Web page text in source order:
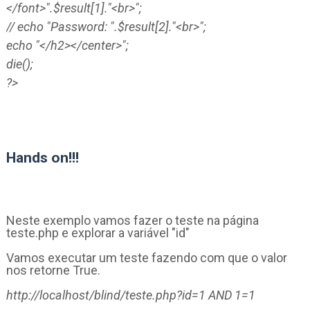
</font>".$result[1]."<br>";
// echo "Password: ".$result[2]."<br>";
echo "</h2></center>";
die();
?>
Hands on!!!
Neste exemplo vamos fazer o teste na página
teste.php e explorar a variável "id"
Vamos executar um teste fazendo com que o valor
nos retorne True.
http://localhost/blind/teste.php?id=1 AND 1=1